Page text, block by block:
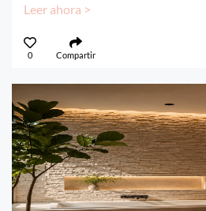
Leer ahora >
0 Compartir